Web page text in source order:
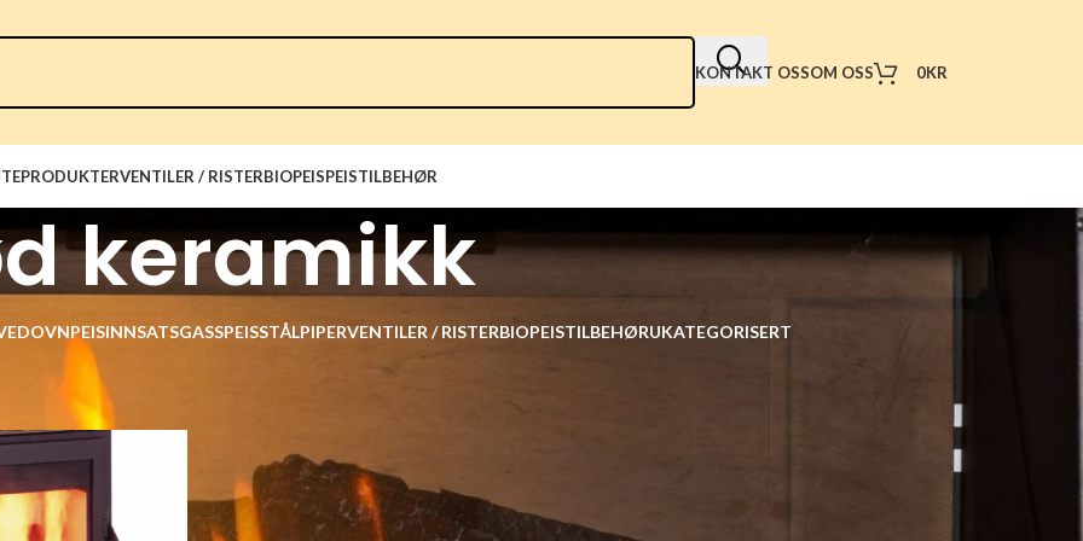
KONTAKT OSSOM OSS 0KR
VENTILER / RISTERBIOPEISPEISTILBEHØR
keramikk
PEISINNSATSGASSPEISSTÅLPIPERVENTILER / RISTERBIOPEISTILBEHØRUKATEGORISERT
rød keramikk